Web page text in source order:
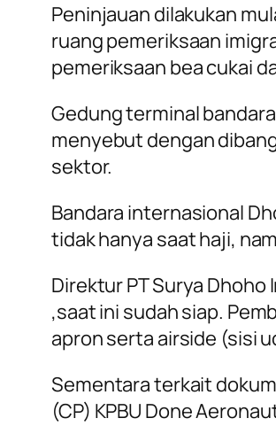
Peninjauan dilakukan
ruang pemeriksaan
pemeriksaan bea cukai
Gedung terminal
menyebut dengan
sektor.
Bandara internasional
tidak hanya saat haji,
Direktur PT Surya
,saat ini sudah siap.
apron serta airside (sisi
Sementara terkait
(CP) KPBU Done